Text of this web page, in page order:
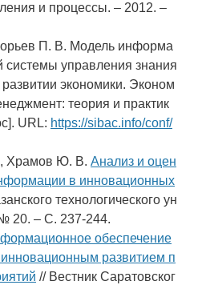
и процессы. – 2012. –
П. В. Модель информа
системы управления знания
экономики. Эконом
теория и практик
URL: https://sibac.info/conf/
Храмов Ю. В. Анализ и оцен
в инновационных
технологического ун
20. – С. 237-244.
обеспечение
развитием п
// Вестник Саратовског